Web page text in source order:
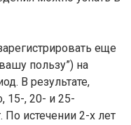
еще
пользу”) на
В результате,
15-, 20- и 25-
По истечении 2-х лет